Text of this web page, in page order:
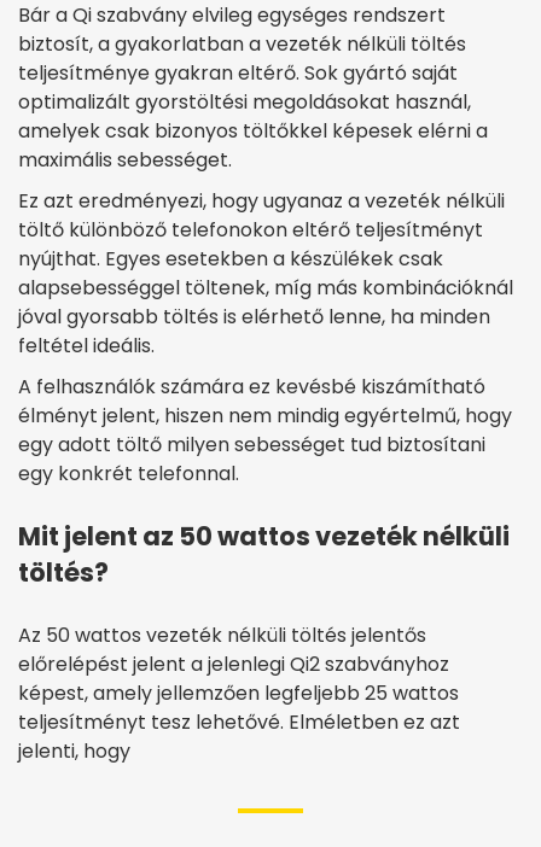
Bár a Qi szabvány elvileg egységes rendszert
biztosít, a gyakorlatban a vezeték nélküli töltés
teljesítménye gyakran eltérő. Sok gyártó saját
optimalizált gyorstöltési megoldásokat használ,
amelyek csak bizonyos töltőkkel képesek elérni a
maximális sebességet.
Ez azt eredményezi, hogy ugyanaz a vezeték nélküli
töltő különböző telefonokon eltérő teljesítményt
nyújthat. Egyes esetekben a készülékek csak
alapsebességgel töltenek, míg más kombinációknál
jóval gyorsabb töltés is elérhető lenne, ha minden
feltétel ideális.
A felhasználók számára ez kevésbé kiszámítható
élményt jelent, hiszen nem mindig egyértelmű, hogy
egy adott töltő milyen sebességet tud biztosítani
egy konkrét telefonnal.
Mit jelent az 50 wattos vezeték nélküli
töltés?
Az 50 wattos vezeték nélküli töltés jelentős
előrelépést jelent a jelenlegi Qi2 szabványhoz
képest, amely jellemzően legfeljebb 25 wattos
teljesítményt tesz lehetővé. Elméletben ez azt
jelenti, hogy